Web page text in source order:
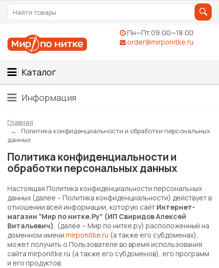
Пн—Пт 09:00—18:00
order@mirponitke.ru
Каталог
Информация
Главная
Политика конфиденциальности и обработки персональных
данных
Политика конфиденциальности и
обработки персональных данных
Настоящая Политика конфиденциальности персональных
данных (далее – Политика конфиденциальности) действует в
отношении всей информации, которую сайт Интернет-
магазин "Мир по нитке.Ру" (ИП Свиридов Алексей
Витальевич), (далее – Мир по нитке.ру) расположенный на
доменном имени mirponitke.ru (а также его субдоменах),
может получить о Пользователе во время использования
сайта mirponitke.ru (а также его субдоменов), его программ
и его продуктов.